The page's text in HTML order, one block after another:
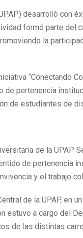
desarrolló con
formó parte del
la
“Conectando
pertenencia
de estudiantes de
de la UPAP
de pertenencia
y el trabajo
de la UPAP, en
estuvo a cargo del
de las distintas